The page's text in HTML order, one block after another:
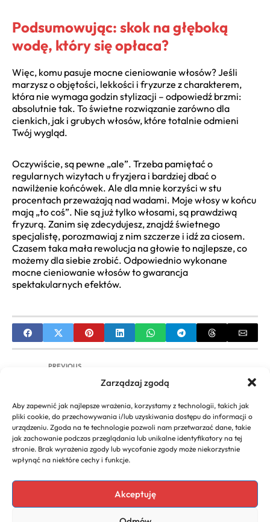
Zarządzaj zgodą
Aby zapewnić jak najlepsze wrażenia, korzystamy z technologii, takich jak
pliki cookie, do przechowywania i/lub uzyskiwania dostępu do informacji o
urządzeniu. Zgoda na te technologie pozwoli nam przetwarzać dane, takie
jak zachowanie podczas przeglądania lub unikalne identyfikatory na tej
stronie. Brak wyrażenia zgody lub wycofanie zgody może niekorzystnie
wpłynąć na niektóre cechy i funkcje.
Akceptuję
Podsumowując: skok na głęboką
wodę, który się opłaca?
Więc, komu pasuje mocne cieniowanie włosów? Jeśli
marzysz o objętości, lekkości i fryzurze z charakterem,
która nie wymaga godzin stylizacji – odpowiedź brzmi:
absolutnie tak. To świetne rozwiązanie zarówno dla
cienkich, jak i grubych włosów, które totalnie odmieni
Twój wygląd.
Oczywiście, są pewne „ale”. Trzeba pamiętać o
regularnych wizytach u fryzjera i bardziej dbać o
nawilżenie końcówek. Ale dla mnie korzyści w stu
procentach przeważają nad wadami. Moje włosy w końcu
mają „to coś”. Nie są już tylko włosami, są prawdziwą
fryzurą. Zanim się zdecydujesz, znajdź świetnego
specjalistę, porozmawiaj z nim szczerze i idź za ciosem.
Czasem taka mała rewolucja na głowie to najlepsze, co
możemy dla siebie zrobić. Odpowiednio wykonane
mocne cieniowanie włosów to gwarancja
spektakularnych efektów.
PREVIOUS
Upięcia Włosów do Ramion Krok po Kroku:
NEXT
Fryzury dla Dużego Czoła: Stylizacje Maskujące i
Grzywki Idealne
Copyright 2026. All rights